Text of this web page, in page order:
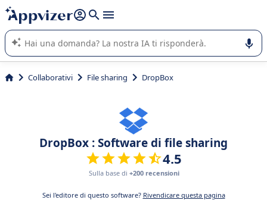
righe con
shift + enter
L'IA di Appvizer vi guida nell'utilizzo o nella scelta di un
software SaaS per la vostra azienda.
Collaborativi File sharing DropBox
DropBox : Software di file sharing
4.5
Sulla base di +200 recensioni
Sei l'editore di questo software? Rivendicare questa pagina